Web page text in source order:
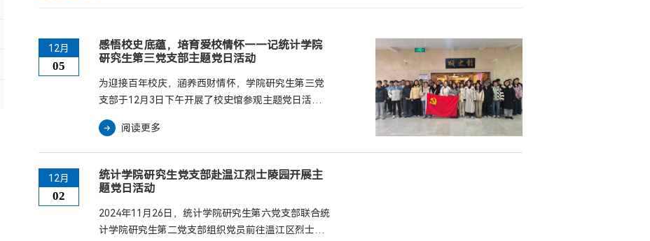
12月
05
感悟校史底蕴，培育爱校情怀——记统计学院
研究生第三党支部主题党日活动
为迎接百年校庆，涵养西财情怀，学院研究生第三党
支部于12月3日下午开展了校史馆参观主题党日活动。
此次活动旨在通过回顾学校发展历程，激发党员的爱
国爱校情怀，加深对学校文化传统和价值观的理解。
在专业讲解员的带领下，党员们步入校史馆，开始了
穿越时光的旅程。一幅幅珍贵的历史照片映入眼帘，
一件件实物展品诉说着过往。它们生动再现了西南财
今日“双一流”建设高校的近百年辉煌篇章。...
阅读更多
12月
02
统计学院研究生党支部赴温江烈士陵园开展主
题党日活动
2024年11月26日，统计学院研究生第六党支部联合统
计学院研究生第二党支部组织党员前往温江区烈士陵